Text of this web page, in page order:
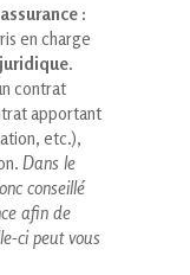
:
en charge
.
contrat
apportant
etc.),
Dans le
conseillé
afin de
ci peut vous